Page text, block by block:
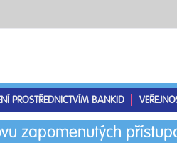
PROSTŘEDNICTVÍM BANKID
zapomenutých